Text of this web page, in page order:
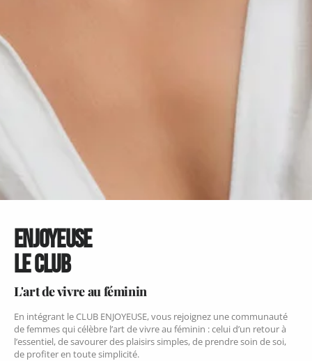
ENJOYEUSE
LE CLUB
L'art de vivre au féminin
En intégrant le CLUB ENJOYEUSE, vous rejoignez une communauté
de femmes qui célèbre l’art de vivre au féminin : celui d’un retour à
l’essentiel, de savourer des plaisirs simples, de prendre soin de soi,
de profiter en toute simplicité.